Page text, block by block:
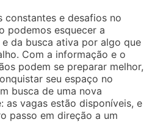
constantes e desafios no
podemos esquecer a
da busca ativa por algo que
Com a informação e o
podem se preparar melhor,
seu espaço no
busca de uma nova
as vagas estão disponíveis, e
passo em direção a um